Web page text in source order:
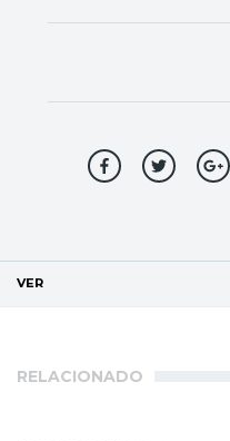
VER
RELACIONADO